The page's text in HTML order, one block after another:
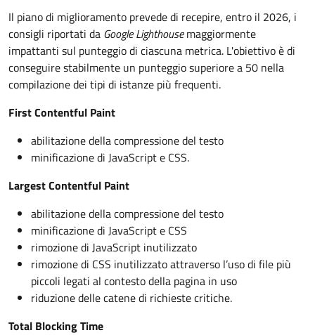
Il piano di miglioramento prevede di recepire, entro il 2026, i
consigli riportati da Google Lighthousemaggiormente
impattanti sul punteggio di ciascuna metrica. L'obiettivo è di
conseguire stabilmente un punteggio superiore a 50 nella
compilazione dei tipi di istanze più frequenti.
First Contentful Paint
abilitazione della compressione del testo
minificazione di JavaScript e CSS.
Largest Contentful Paint
abilitazione della compressione del testo
minificazione di JavaScript e CSS
rimozione di JavaScript inutilizzato
rimozione di CSS inutilizzato attraverso l’uso di file più
piccoli legati al contesto della pagina in uso
riduzione delle catene di richieste critiche.
Total Blocking Time